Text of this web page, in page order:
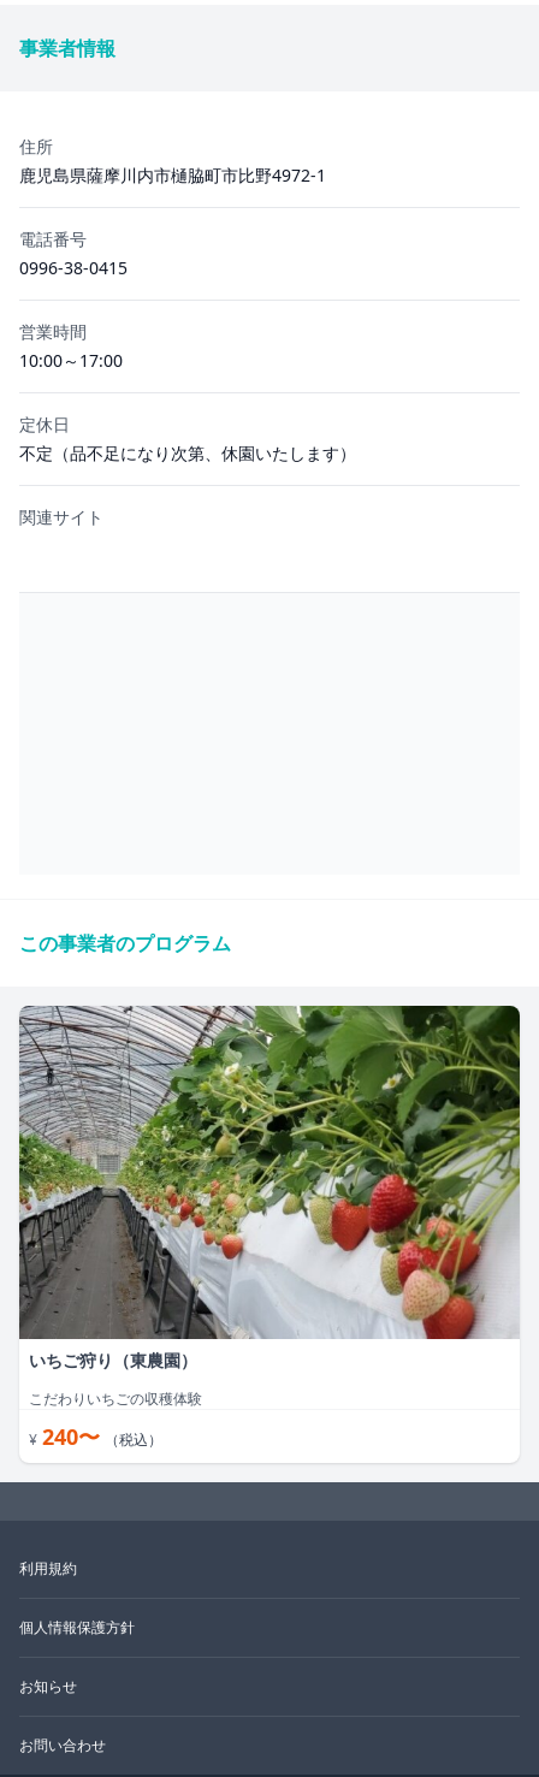
事業者情報
住所
鹿児島県薩摩川内市樋脇町市比野4972-1
電話番号
0996-38-0415
営業時間
10:00～17:00
定休日
不定（品不足になり次第、休園いたします）
関連サイト
この事業者のプログラム
いちご狩り（東農園）
こだわりいちごの収穫体験
¥ 240〜 （税込）
利用規約
個人情報保護方針
お知らせ
お問い合わせ